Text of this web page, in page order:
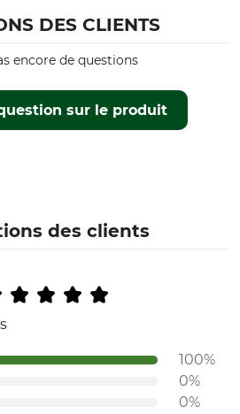
DES CLIENTS
sur le produit
encore de questions
des clients
100%
0%
0%